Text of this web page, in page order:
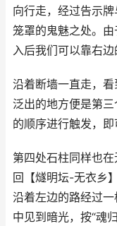
向行走，经过告示
笼罩的鬼魅之处。
入后我们可以靠右边
沿着断墙一直走，
泛出的地方便是第
的顺序进行触发，即
第四处石柱同样也
回【燧明坛-无衣乡
沿着左边的路经过
中见到暗光，按“魂